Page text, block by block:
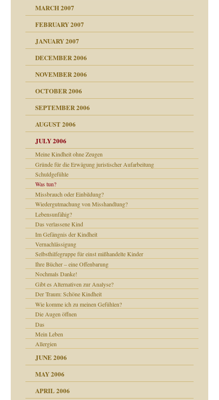
voller Absicht!"
wäre. . .
MARCH 2007
FEBRUARY 2007
JANUARY 2007
DECEMBER 2006
NOVEMBER 2006
OCTOBER 2006
SEPTEMBER 2006
AUGUST 2006
JULY 2006
Meine Kindheit ohne Zeugen
Gründe für die Erwägung juristischer Aufarbeitung
Schuldgefühle
Was tun?
Missbrauch oder Einbildung?
Wiedergutmachung von Misshandlung?
Lebensunfähig?
Das verlassene Kind
Im Gefängnis der Kindheit
Vernachlässigung
Selbsthilfegruppe für einst mißhandelte Kinder
Ihre Bücher – eine Offenbarung
Nochmals Danke!
Gibt es Alternativen zur Analyse?
Der Traum: Schöne Kindheit
Wie komme ich zu meinen Gefühlen?
Die Augen öffnen
Das
Mein Leben
Allergien
JUNE 2006
MAY 2006
APRIL 2006